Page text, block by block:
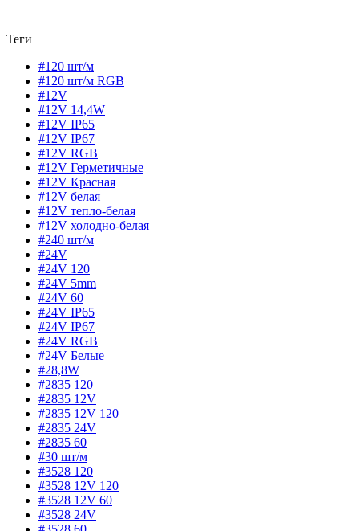
Теги
#120 шт/м
#120 шт/м RGB
#12V
#12V 14,4W
#12V IP65
#12V IP67
#12V RGB
#12V Герметичные
#12V Красная
#12V белая
#12V тепло-белая
#12V холодно-белая
#240 шт/м
#24V
#24V 120
#24V 5mm
#24V 60
#24V IP65
#24V IP67
#24V RGB
#24V Белые
#28,8W
#2835 120
#2835 12V
#2835 12V 120
#2835 24V
#2835 60
#30 шт/м
#3528 120
#3528 12V 120
#3528 12V 60
#3528 24V